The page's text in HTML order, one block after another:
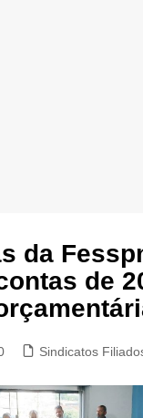
da
de
Sindicatos